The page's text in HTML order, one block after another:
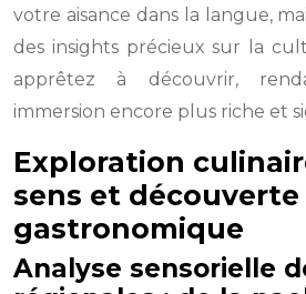
votre aisance dans la langue,
des insights précieux sur la
apprêtez à découvrir,
immersion encore plus riche et
Exploration
sens et découverte
gastronomique
Analyse sensorielle